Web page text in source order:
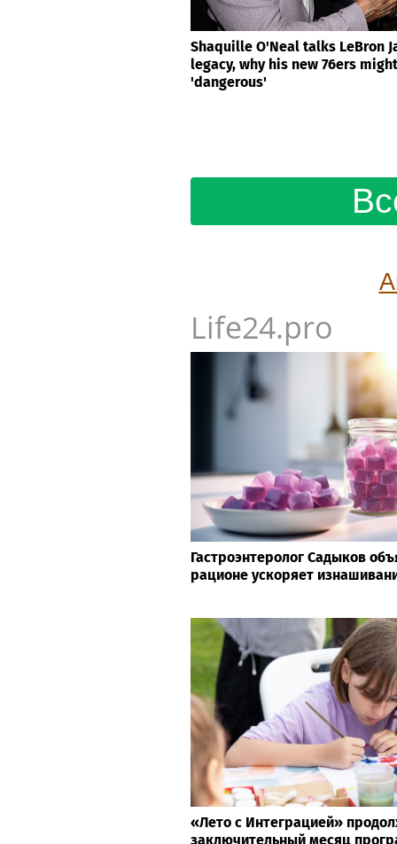
Shaquille O'Neal talks LeBron
legacy, why his new 76ers
'dangerous'
Life24.pro
Гастроэнтеролог Садыков
рационе ускоряет
«Лето с Интеграцией»
заключительный месяц